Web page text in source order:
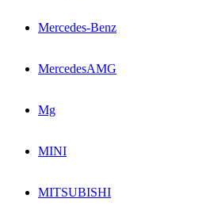
Mercedes-Benz
MercedesAMG
Mg
MINI
MITSUBISHI